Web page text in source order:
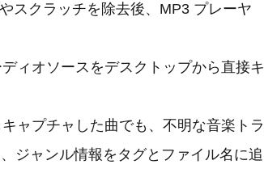
スクラッチを除去後、MP3 プレーヤ
ィオソースをデスクトップから直接キ
ャプチャした曲でも、不明な音楽トラ
ジャンル情報をタグとファイル名に追